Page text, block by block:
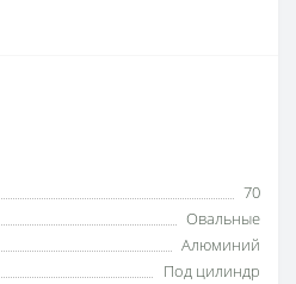
70
Овальные
Алюминий
Под цилиндр